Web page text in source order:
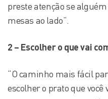
preste atenção se
mesas ao lado”.
2 – Escolher o que vai
“O caminho mais fácil
escolher o prato que